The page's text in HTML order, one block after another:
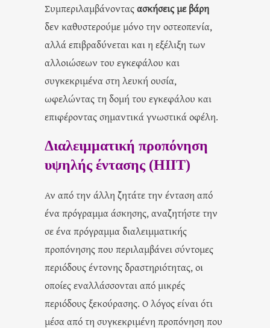
Συμπεριλαμβάνονταςασκήσεις με βάρη
δεν καθυστερούμε μόνο την οστεοπενία,
αλλά επιβραδύνεται και η εξέλιξη των
αλλοιώσεων του εγκεφάλου και
συγκεκριμένα στη λευκή ουσία,
ωφελώντας τη δομή του εγκεφάλου και
επιφέροντας σημαντικά γνωστικά οφέλη.
Διαλειμματική προπόνηση
υψηλής έντασης (ΗΙΙΤ)
Αν από την άλλη ζητάτε την ένταση από
ένα πρόγραμμα άσκησης, αναζητήστε την
σε ένα πρόγραμμα διαλειμματικής
προπόνησης που περιλαμβάνει σύντομες
περιόδους έντονης δραστηριότητας, οι
οποίες εναλλάσσονται από μικρές
περιόδους ξεκούρασης. Ο λόγος είναι ότι
μέσα από τη συγκεκριμένη προπόνηση που